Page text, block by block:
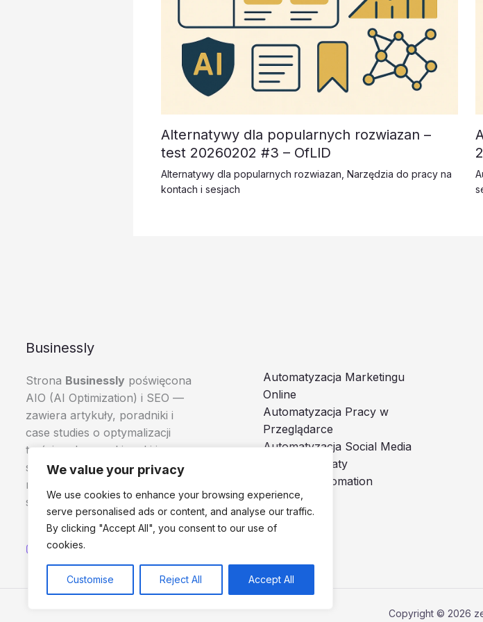
We value your privacy
We use cookies to enhance your browsing experience,
serve personalised ads or content, and analyse our traffic.
By clicking "Accept All", you consent to our use of
cookies.
Customise Reject All Accept All
Alternatywy dla popularnych rozwiazan –
test 20260202 #3 – OfLlD
Alternatywy dla popularnych rozwiazan Narzędzia do pracy na
kontach i sesjach
Businessly
Strona Businessly poświęcona
AIO (AI Optimization) i SEO —
zawiera artykuły, poradniki i
case studies o optymalizacji
treści pod wyszukiwarki i
systemy AI, skierowane do
marketerów, e-commerce i
specjalistów SEO.
Automatyzacja Marketingu
Online
Automatyzacja Pracy w
Przeglądarce
Automatyzacja Social Media
Boty i Automaty
Browser Automation
Copyright © 2026